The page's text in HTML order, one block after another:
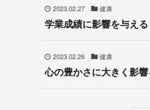
2023.02.27 健康
学業成績に影響を与える
2023.02.26 健康
心の豊かさに大きく影